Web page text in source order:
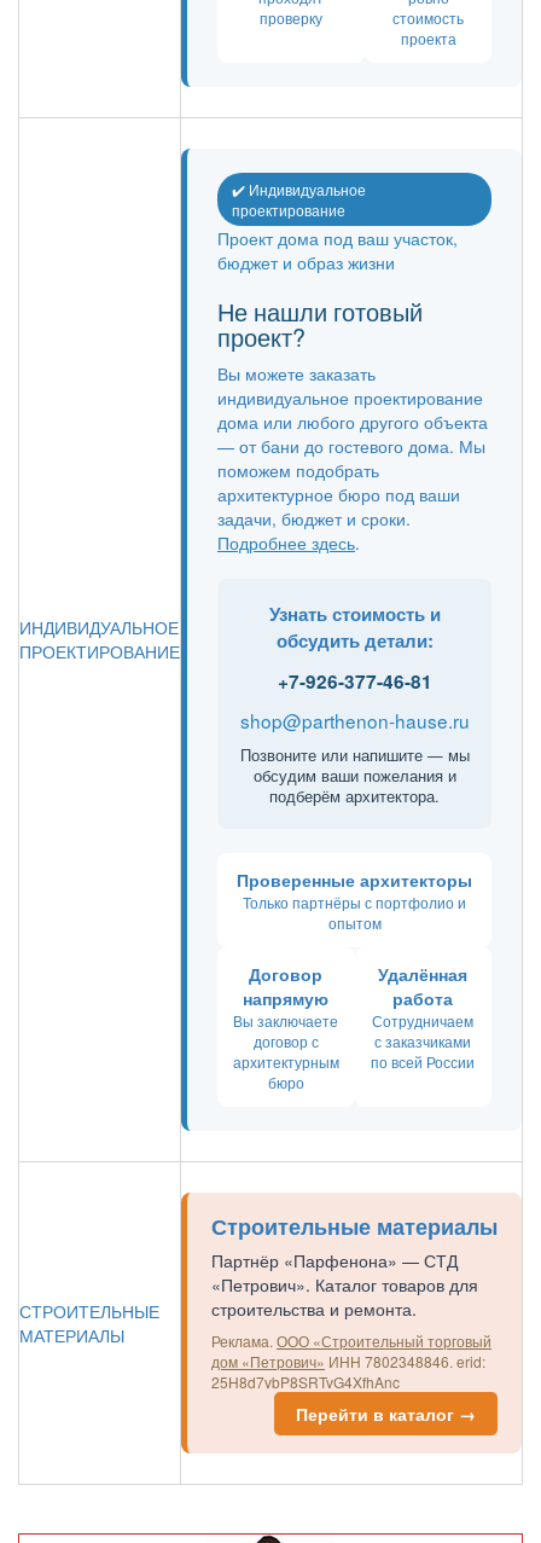
проверку
стоимость
проекта
ИНДИВИДУАЛЬНОЕ
ПРОЕКТИРОВАНИЕ
✔️ Индивидуальное
проектирование
Проект дома под ваш участок,
бюджет и образ жизни
Не нашли готовый
проект?
Вы можете заказать
индивидуальное проектирование
дома или любого другого объекта
— от бани до гостевого дома. Мы
поможем подобрать
архитектурное бюро под ваши
задачи, бюджет и сроки.
Подробнее здесь.
Узнать стоимость и
обсудить детали:
+7-926-377-46-81
shop@parthenon-hause.ru
Позвоните или напишите — мы
обсудим ваши пожелания и
подберём архитектора.
Проверенные архитекторы
Только партнёры с портфолио и
опытом
Договор
напрямую
Вы заключаете
договор с
архитектурным
бюро
Удалённая
работа
Сотрудничаем
с заказчиками
по всей России
СТРОИТЕЛЬНЫЕ
МАТЕРИАЛЫ
Строительные материалы
Партнёр «Парфенона» — СТД
«Петрович». Каталог товаров для
строительства и ремонта.
Реклама. ООО «Строительный торговый
дом «Петрович» ИНН 7802348846. erid:
25H8d7vbP8SRTvG4XfhAnc
Перейти в каталог →